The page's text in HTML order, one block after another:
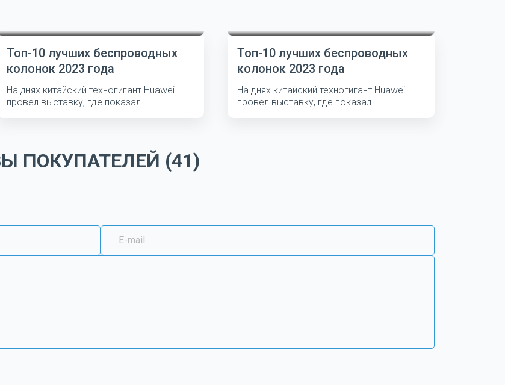
Топ-10 лучших беспроводных
колонок 2023 года
На днях китайский техногигант Huawei
провел выставку, где показал
Топ-10 лучших беспроводных
колонок 2023 года
На днях китайский техногигант Huawei
провел выставку, где показал
ПОКУПАТЕЛЕЙ (41)